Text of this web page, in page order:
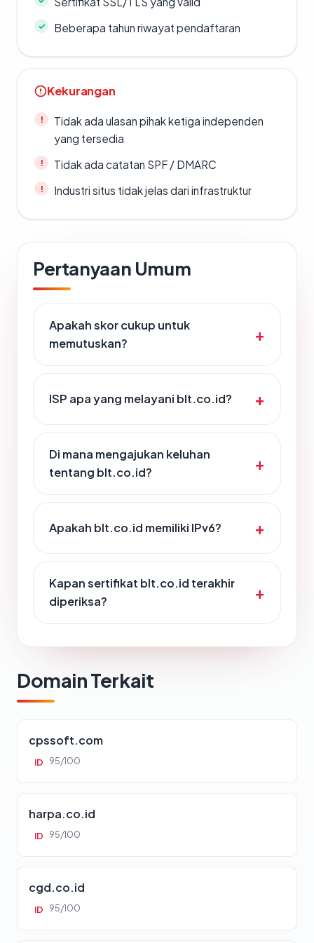
Beberapa tahun riwayat pendaftaran
Kekurangan
Tidak ada ulasan pihak ketiga independen
yang tersedia
Tidak ada catatan SPF / DMARC
Industri situs tidak jelas dari infrastruktur
Pertanyaan Umum
Apakah skor cukup untuk
memutuskan?
ISP apa yang melayani blt.co.id?
Di mana mengajukan keluhan
tentang blt.co.id?
Apakah blt.co.id memiliki IPv6?
Kapan sertifikat blt.co.id terakhir
diperiksa?
Domain Terkait
cpssoft.com
ID 95/100
harpa.co.id
ID 95/100
cgd.co.id
ID 95/100